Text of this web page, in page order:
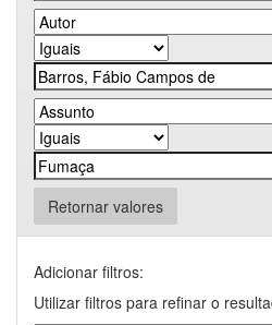
Retornar valores
Adicionar filtros:
Utilizar filtros para refinar o